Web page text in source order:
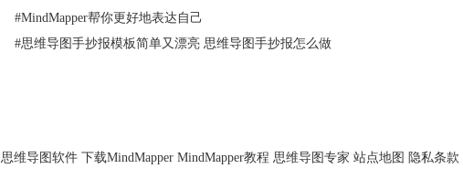
#MindMapper帮你更好地表达自己
#思维导图手抄报模板简单又漂亮 思维导图手抄报怎么做
思维导图软件 下载MindMapper MindMapper教程 思维导图专家 站点地图 隐私条款